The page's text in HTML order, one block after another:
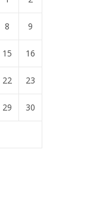
8 9
15 16
22 23
29 30